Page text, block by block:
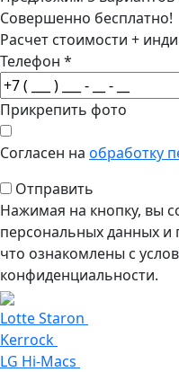
Совершенно бесплатно!
Расчет стоимости +
Телефон *
Прикрепить фото
Согласен на обработку
Отправить
Нажимая на кнопку, вы
персональных данных и
что ознакомлены с
конфиденциальности.
Lotte Staron
Kerrock
LG Hi-Macs